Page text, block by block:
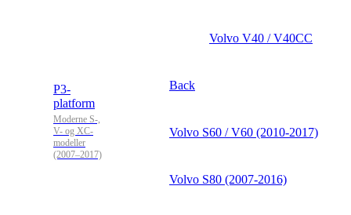
Volvo V40 / V40CC
P3-
platform
Moderne S-,
V- og XC-
modeller
(2007–2017)
Back
Volvo S60 / V60 (2010-2017)
Volvo S80 (2007-2016)